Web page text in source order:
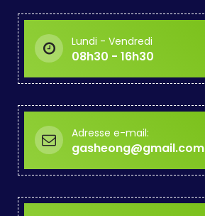
Lundi - Vendredi
08h30 - 16h30
Adresse e-mail:
gasheong@gmail.com